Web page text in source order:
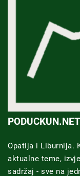
PODUCKUN.NET
Opatija i Liburnija.
aktualne teme,
sadržaj - sve na